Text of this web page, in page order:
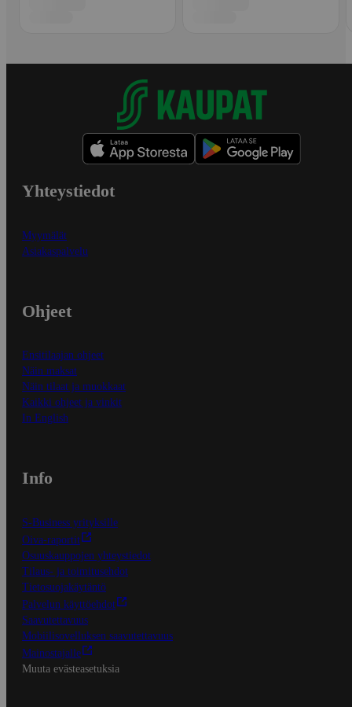
Yhteystiedot
Myymälät
Asiakaspalvelu
Ohjeet
Ensitilaajan ohjeet
Näin maksat
Näin tilaat ja muokkaat
Kaikki ohjeet ja vinkit
In English
Info
S-Business yrityksille
Oiva-raportit
Osuuskauppojen yhteystiedot
Tilaus- ja toimitusehdot
Tietosuojakäytäntö
Palvelun käyttöehdot
Saavutettavuus
Mobiilisovelluksen saavutettavuus
Mainostajalle
Muuta evästeasetuksia